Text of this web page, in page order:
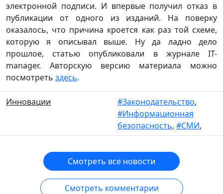
электронной подписи. И впервые получил отказ в
публикации от одного из изданий. На поверку
оказалось, что причина кроется как раз той схеме,
которую я описывал выше. Ну да ладно дело
прошлое, статью опубликовали в журнале IT-
manager. Авторскую версию материала можно
посмотреть здесь.
Инновации #Законодательство,
#Информационная
безопасность, #СМИ,
Смотреть все новости
Смотреть комментарии